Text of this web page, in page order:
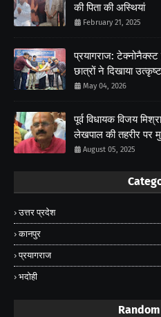
की पिता की अस्थियां
February 21, 2025
प्रयागराज:
छात्रों ने दिखाया
May 04, 2026
पूर्व विधायक विजय
लेखपाल की तहरीर पर
August 05, 2025
उत्तर प्रदेश
कानपुर
प्रयागराज
भदोही